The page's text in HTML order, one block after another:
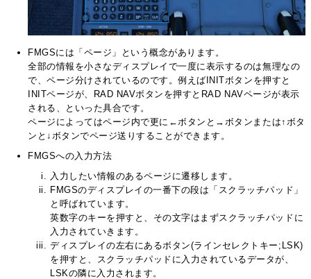
FMGSには「ページ」という概念があります。
全部の情報を小さなディスプレイで一度に表示するのは無理なの
で、ページ分けされているのです。例えばINITボタンを押すと
INITページが、RAD NAVボタンを押すとRAD NAVページが表示
される、といった具合です。
ページによってはページ内で更に←ボタンと→ボタンまたは↑ボタ
ンと↓ボタンでページ送りすることができます。
FMGSへの入力方法
入力したい情報のあるページに遷移します。
FMGSのディスプレイの一番下の段は「スクラッチパッド」
と呼ばれています。
英数字のキーを押すと、その文字はまずスクラッチパッドに
入力されていきます。
ディスプレイの左右にあるボタン(ラインセレクトキー;LSK)
を押すと、スクラッチパッドに入力されているデータが、
LSKの隣に入力されます。